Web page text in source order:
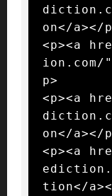
on</a></
<p><a
ion.com/
p>
<p><a
on</a></
<p><a
tion</